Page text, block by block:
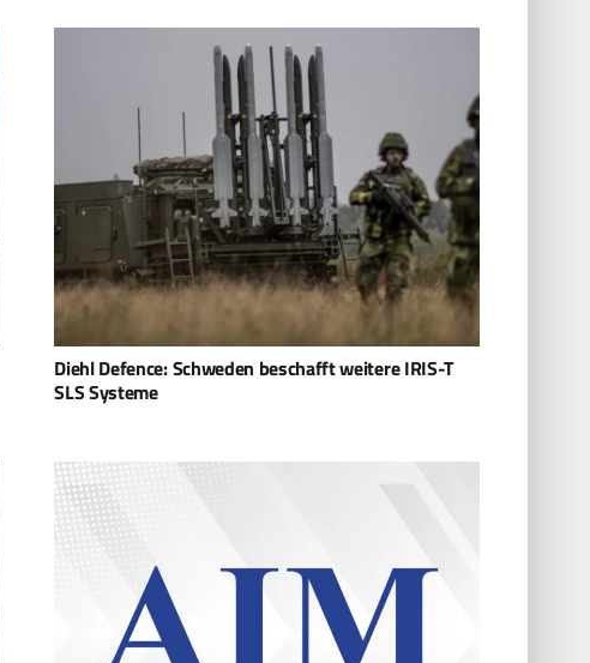
Diehl Defence: Schweden beschafft weitere IRIS-T
SLS Systeme